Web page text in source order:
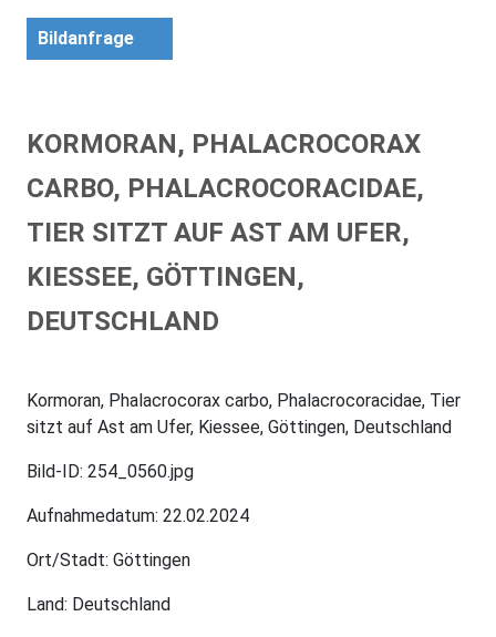
Bildanfrage
KORMORAN, PHALACROCORAX
CARBO, PHALACROCORACIDAE,
TIER SITZT AUF AST AM UFER,
KIESSEE, GÖTTINGEN,
DEUTSCHLAND
Kormoran, Phalacrocorax carbo, Phalacrocoracidae, Tier
sitzt auf Ast am Ufer, Kiessee, Göttingen, Deutschland
Bild-ID: 254_0560.jpg
Aufnahmedatum: 22.02.2024
Ort/Stadt: Göttingen
Land: Deutschland